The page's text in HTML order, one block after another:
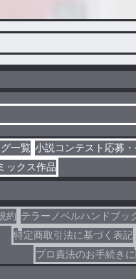
一覧 小説コンテスト応募
ックス作品
約 テラーノベルハンドブッ
特定商取引法に基づく表記
プロ責法のお手続き